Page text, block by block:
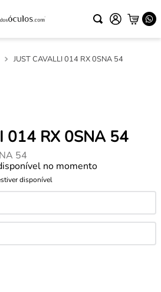
JUST CAVALLI 014 RX 0SNA 54
014 RX 0SNA 54
54
no momento
disponível